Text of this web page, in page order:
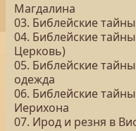
Магдалина
03. Библейские
04. Библейские
Церковь)
05. Библейские
одежда
06. Библейские
Иерихона
07. Ирод и резня в